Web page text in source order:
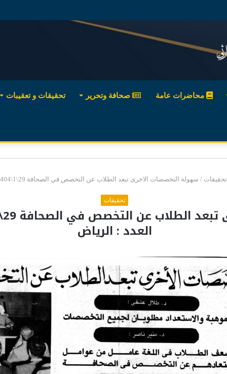
محاضرات عامة صحافة وتحرير تحقيقات و تعقيبات
تحقيقات / سهولة التخصصات الاخرى تبعد الطلاب عن التخصص في الصحافة 29\1\1404هـ – 5\11\1983م العدد : الرياض
تحقيقات
العدد : الرياض